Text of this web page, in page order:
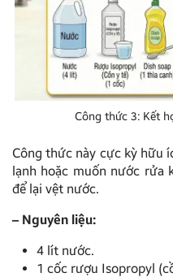
Công thức 3: Kết
Công thức này cực kỳ hữu
lạnh hoặc muốn nước rửa
để lại vệt nước.
– Nguyên liệu:
4 lít nước.
1 cốc rượu Isopropyl